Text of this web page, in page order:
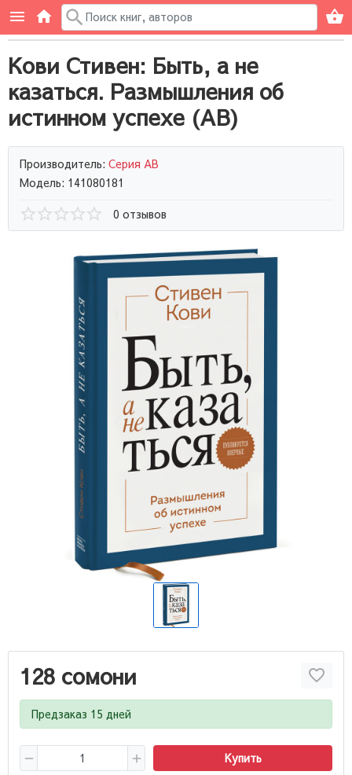
Кови Стивен: Быть, а не
казаться. Размышления об
истинном успехе (AB)
Производитель: Серия AB
Модель: 141080181
0 отзывов
128 сомони
Предзаказ 15 дней
Купить